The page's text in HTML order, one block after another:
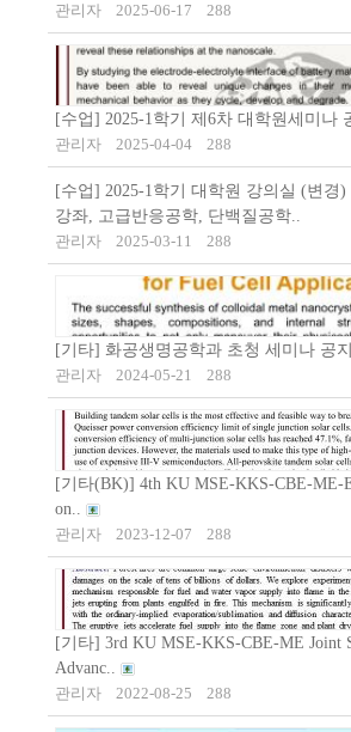
관리자
2025-06-17 288
[수업] 2025-1학기 제6차 대학원세미나
관리자
2025-04-04 288
[수업] 2025-1학기 대학원 강의실 (변경
강좌, 고급반응공학, 단백질공학..
관리자
2025-03-11 288
[기타] 화공생명공학과 초청 세미나 공
관리자
2024-05-21 288
[기타(BK)] 4th KU MSE-KKS-CBE-ME-
on..
관리자
2023-12-07 288
[기타] 3rd KU MSE-KKS-CBE-ME Joint
Advanc..
관리자
2022-08-25 288